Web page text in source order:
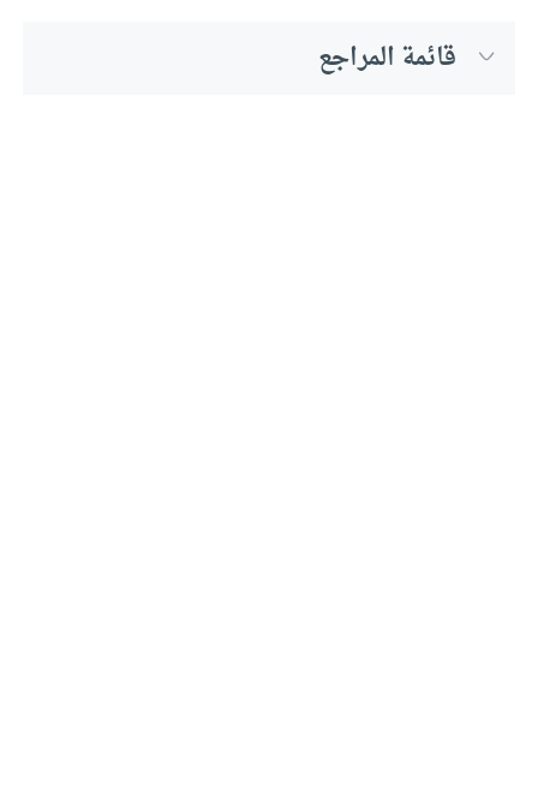
قائمة المراجع